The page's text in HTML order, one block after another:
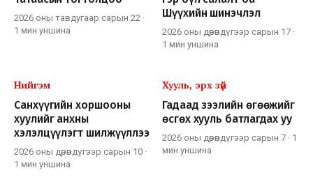
2026 оны тавдугаар сарын 22 ·
1 мин уншина
Шүүхийн шинэчлэл
2026 оны дөрөвдүгээр сарын 17 ·
1 мин уншина
Нийгэм
Санхүүгийн хоршооны
хуулийг анхны
хэлэлцүүлэгт шилжүүллээ
2026 оны дөрөвдүгээр сарын 10 ·
1 мин уншина
Хууль, эрх зүй
Гадаад зээлийн өгөөжийг
өсгөх хууль батлагдах уу
2026 оны дөрөвдүгээр сарын 7 · 1
мин уншина